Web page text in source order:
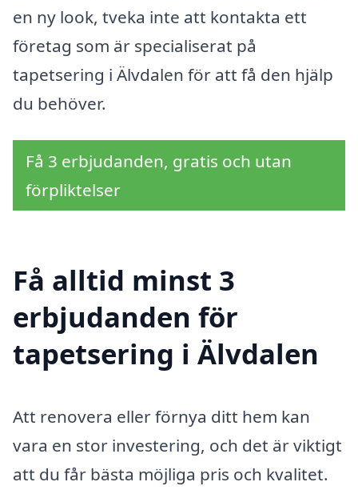
en ny look, tveka inte att kontakta ett
företag som är specialiserat på
tapetsering i Älvdalen för att få den hjälp
du behöver.
Få 3 erbjudanden, gratis och utan
förpliktelser
Få alltid minst 3
erbjudanden för
tapetsering i Älvdalen
Att renovera eller förnya ditt hem kan
vara en stor investering, och det är viktigt
att du får bästa möjliga pris och kvalitet.